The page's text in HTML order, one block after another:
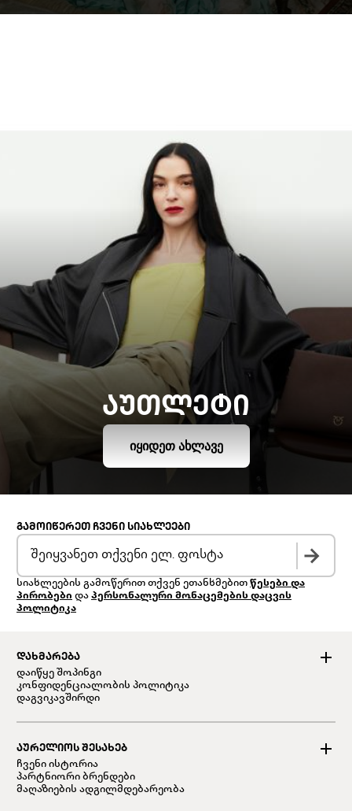
ᲐᲣᲗᲚᲔᲢᲘ
ᲘᲧᲘᲓᲔᲗ ᲐᲮᲚᲐᲕᲔ
ᲓᲐᲮᲛᲐᲠᲔᲑᲐ
დაიწყე შოპინგი
კონფიდენციალობის პოლიტიკა
დაგვიკავშირდი
ᲐᲣᲠᲔᲚᲘᲝᲡ ᲨᲔᲡᲐᲮᲔᲑ
ჩვენი ისტორია
პარტნიორი ბრენდები
მაღაზიების ადგილმდებარეობა
ᲒᲐᲛᲝᲘᲬᲔᲠᲔᲗ ᲩᲕᲔᲜᲘ ᲡᲘᲐᲮᲚᲔᲔᲑᲘ
სიახლეების გამოწერით თქვენ ეთანხმებით წესები და
პირობები და პერსონალური მონაცემების დაცვის
პოლიტიკა